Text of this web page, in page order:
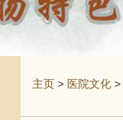
主页 > 医院文化 >